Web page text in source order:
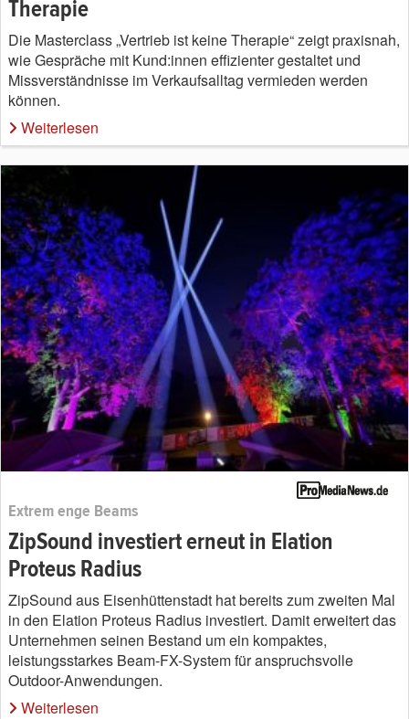
Therapie
Die Masterclass „Vertrieb ist keine Therapie“ zeigt praxisnah,
wie Gespräche mit Kund:innen effizienter gestaltet und
Missverständnisse im Verkaufsalltag vermieden werden
können.
Weiterlesen
Extrem enge Beams
ZipSound investiert erneut in Elation
Proteus Radius
ZipSound aus Eisenhüttenstadt hat bereits zum zweiten Mal
in den Elation Proteus Radius investiert. Damit erweitert das
Unternehmen seinen Bestand um ein kompaktes,
leistungsstarkes Beam-FX-System für anspruchsvolle
Outdoor-Anwendungen.
Weiterlesen